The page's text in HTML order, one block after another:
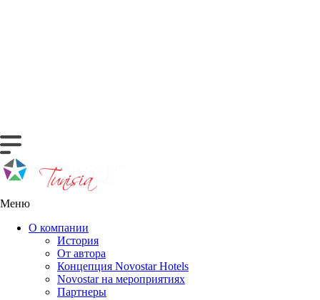
Меню
О компании
История
От автора
Концепция Novostar Hotels
Novostar на мероприятиях
Партнеры